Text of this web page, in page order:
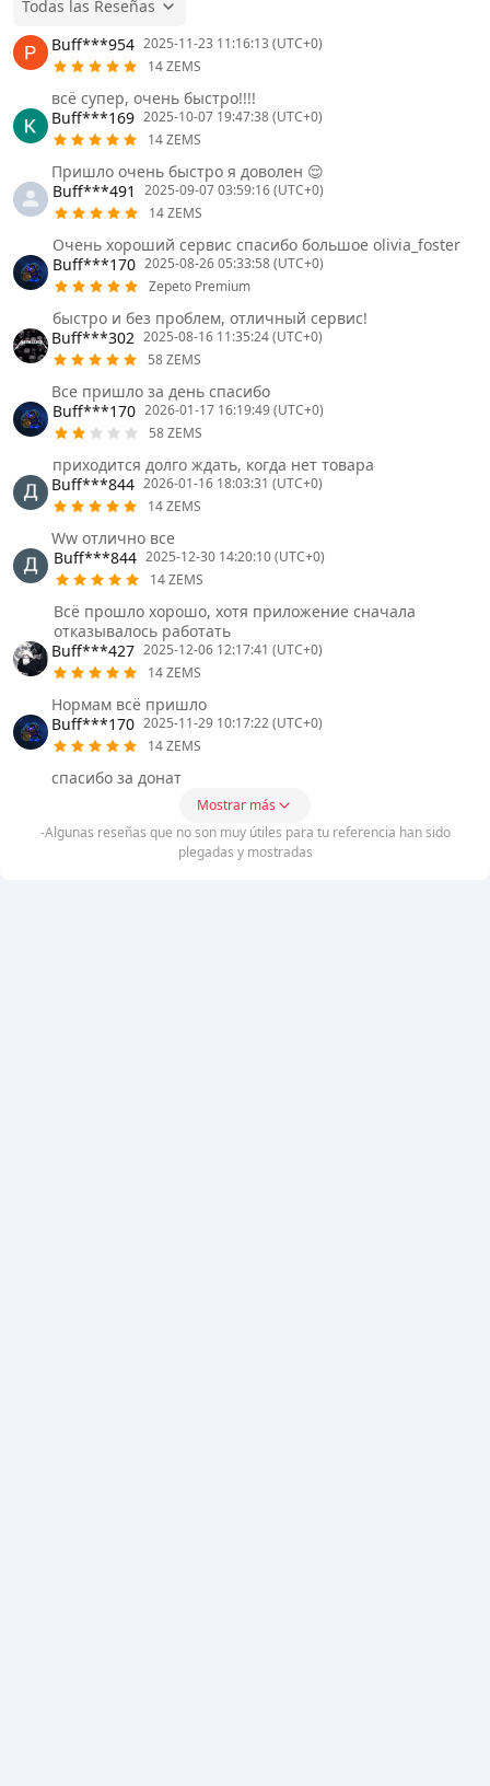
Todas las Reseñas
Buff***954 2025-11-23 11:16:13 (UTC+0)
14 ZEMS
всё супер, очень быстро!!!!
Buff***169 2025-10-07 19:47:38 (UTC+0)
14 ZEMS
Пришло очень быстро я доволен 😌
Buff***491
2025-09-07 03:59:16 (UTC+0)
14 ZEMS
Очень хороший сервис спасибо большое olivia_foster
Buff***170 2025-08-26 05:33:58 (UTC+0)
Zepeto Premium
быстро и без проблем, отличный сервис!
Buff***302 2025-08-16 11:35:24 (UTC+0)
58 ZEMS
Все пришло за день спасибо
Buff***170 2026-01-17 16:19:49 (UTC+0)
58 ZEMS
приходится долго ждать, когда нет товара
Buff***844 2026-01-16 18:03:31 (UTC+0)
14 ZEMS
Ww отлично все
Buff***844 2025-12-30 14:20:10 (UTC+0)
14 ZEMS
Всё прошло хорошо, хотя приложение сначала
отказывалось работать
Buff***427 2025-12-06 12:17:41 (UTC+0)
14 ZEMS
Нормам всё пришло
Buff***170 2025-11-29 10:17:22 (UTC+0)
14 ZEMS
спасибо за донат
Mostrar más
-Algunas reseñas que no son muy útiles para tu referencia han sido
plegadas y mostradas